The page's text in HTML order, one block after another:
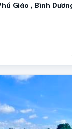
Giáo , Bình